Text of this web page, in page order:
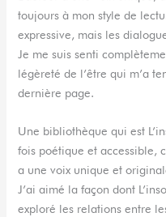
toujours à mon style de
expressive, mais les
Je me suis senti
légèreté de l’être qui m’a
dernière page.
Une bibliothèque qui est
fois poétique et accessible,
a une voix unique et
J’ai aimé la façon dont
exploré les relations entre